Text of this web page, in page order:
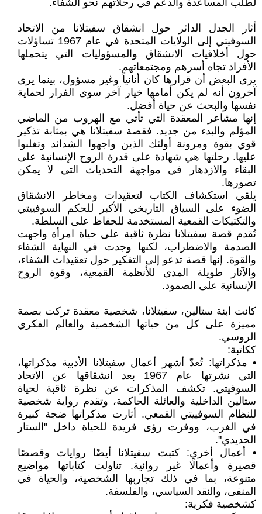
لطلب المساعدة والدعم في رحلاتهم نحو الشفاء.
أثار الجدل الدائر حول انشقاق سفيتلانا من الاتحاد
السوفيتي إلى الولايات المتحدة في عام 1967 تساؤلات
حول أخلاقيات الانشقاق والمسؤوليات التي يتحملها
الأفراد تجاه أسرهم ومجتمعاتهم.
يرى البعض أن قرارها كان أنانياً وغير مسؤول، بينما يرى
آخرون أنه لم يكن أمامها خيار آخر سوى الفرار لحماية
نفسها والبحث عن حياة أفضل.
إنها مشاعر المعقدة التي تأتي مع الهروب من الماضي
المؤلم والبدء من جديد. فقصة سفيتلانا هي بمثابة تذكير
قوي بقوة ومرونة أولئك الذين واجهوا الشدائد وتغلبوا
عليها. رحلتها هي شهادة على قدرة الروح الإنسانية على
البقاء والازدهار في مواجهة التحديات التي لا يمكن
تصورها.
يلقي استكشاف الكتاب لتعقيدات ومخاطر الانشقاق
الضوء على السياق التاريخي الأكبر للحكم السوفييتي
والتكتيكات القمعية المستخدمة للحفاظ على السلطة.
تُقدم قصة سفيتلانا نظرة ثاقبة على حياة امرأة واجهت
الصدمة والاضطراب، لكنها وجدت في النهاية الشفاء
والقوة. إنها قصة تدعو إلى التفكير حول تعقيدات الشفاء،
والآثار طويلة المدى للأنظمة القمعية، وقوة الروح
الإنسانية على الصمود.
كانت ابنة ستالين، سفيتلانا، شخصية معقدة تركت بصمة
مميزة على كل من حياتها الشخصية والعالم الفكري
الروسي.
ككاتبة:
• مذكراتها: تُعدّ أشهر أعمال سفيتلانا الأدبية مذكراتها،
التي نشرتها عام 1967 بعد انشقاقها عن الاتحاد
السوفيتي. تكشف المذكرات عن نظرة ثاقبة لحياة
ستالين الداخلية والعائلة الحاكمة، وتقدم رواية شخصية
للنظام السوفييتي القمعي. أثارت مذكراتها ضجة كبيرة
في الغرب، ووفرت رؤى فريدة للحياة داخل "الستار
الحديدي".
• أعمال أخرى: كتبت سفيتلانا أيضًا روايات وقصصًا
قصيرة وأعمالًا غير روائية. تناولت كتاباتها مواضيع
متنوعة، بما في ذلك تجاربها الشخصية، والحياة في
المنفى، والنقد السياسي، والفلسفة.
كشخصية فكرية: